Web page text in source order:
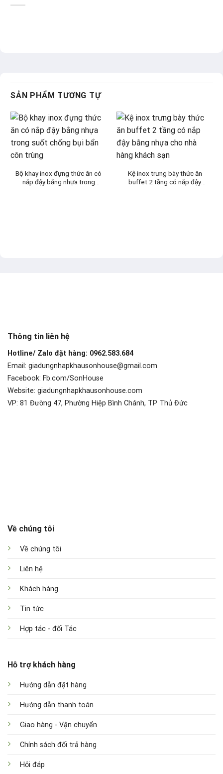
SẢN PHẨM TƯƠNG TỰ
Bộ khay inox đựng thức ăn có
nắp đậy bằng nhựa trong
Kệ inox trưng bày thức ăn
buffet 2 tầng có nắp đậy
Thông tin liên hệ
Hotline/ Zalo đặt hàng: 0962.583.684
Email: giadungnhapkhausonhouse@gmail.com
Facebook: Fb.com/SonHouse
Website: giadungnhapkhausonhouse.com
VP: 81 Đường 47, Phường Hiệp Bình Chánh, TP Thủ Đức
Về chúng tôi
Về chúng tôi
Liên hệ
Khách hàng
Tin tức
Hợp tác - đối Tác
Hỗ trợ khách hàng
Hướng dẫn đặt hàng
Hướng dẫn thanh toán
Giao hàng - Vận chuyển
Chính sách đổi trả hàng
Hỏi đáp